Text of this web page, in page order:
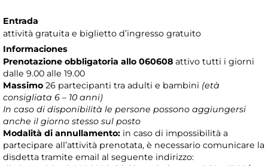
Entrada
attività gratuita e biglietto d’ingresso gratuito
Informaciones
Prenotazione obbligatoria allo 060608 attivo tutti i giorni
dalle 9.00 alle 19.00
Massimo 26 partecipanti tra adulti e bambini (età
consigliata 6 – 10 anni)
In caso di disponibilità le persone possono aggiungersi
anche il giorno stesso sul posto
Modalità di annullamento: in caso di impossibilità a
partecipare all’attività prenotata, è necessario comunicare la
disdetta tramite email al seguente indirizzo: